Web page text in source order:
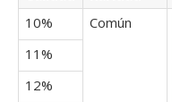
10%
Común
11%
12%